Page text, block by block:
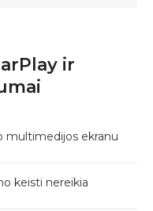
ir
multimedijos ekranu
keisti nereikia